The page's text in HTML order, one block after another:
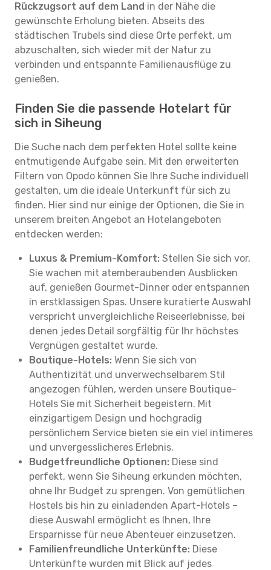
Rückzugsort auf dem Land in der Nähe die
gewünschte Erholung bieten. Abseits des
städtischen Trubels sind diese Orte perfekt, um
abzuschalten, sich wieder mit der Natur zu
verbinden und entspannte Familienausflüge zu
genießen.
Finden Sie die passende Hotelart für
sich in Siheung
Die Suche nach dem perfekten Hotel sollte keine
entmutigende Aufgabe sein. Mit den erweiterten
Filtern von Opodo können Sie Ihre Suche individuell
gestalten, um die ideale Unterkunft für sich zu
finden. Hier sind nur einige der Optionen, die Sie in
unserem breiten Angebot an Hotelangeboten
entdecken werden:
Luxus & Premium-Komfort: Stellen Sie sich vor,
Sie wachen mit atemberaubenden Ausblicken
auf, genießen Gourmet-Dinner oder entspannen
in erstklassigen Spas. Unsere kuratierte Auswahl
verspricht unvergleichliche Reiseerlebnisse, bei
denen jedes Detail sorgfältig für Ihr höchstes
Vergnügen gestaltet wurde.
Boutique-Hotels: Wenn Sie sich von
Authentizität und unverwechselbarem Stil
angezogen fühlen, werden unsere Boutique-
Hotels Sie mit Sicherheit begeistern. Mit
einzigartigem Design und hochgradig
persönlichem Service bieten sie ein viel intimeres
und unvergesslicheres Erlebnis.
Budgetfreundliche Optionen: Diese sind
perfekt, wenn Sie Siheung erkunden möchten,
ohne Ihr Budget zu sprengen. Von gemütlichen
Hostels bis hin zu einladenden Apart-Hotels –
diese Auswahl ermöglicht es Ihnen, Ihre
Ersparnisse für neue Abenteuer einzusetzen.
Familienfreundliche Unterkünfte: Diese
Unterkünfte wurden mit Blick auf jedes